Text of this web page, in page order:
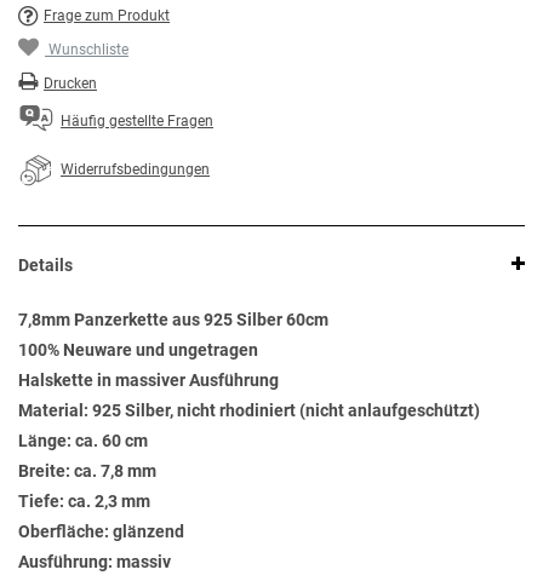
Frage zum Produkt
Wunschliste
Drucken
Häufig gestellte Fragen
Widerrufsbedingungen
Details
7,8mm Panzerkette aus 925 Silber 60cm
100% Neuware und ungetragen
Halskette in massiver Ausführung
Material: 925 Silber, nicht rhodiniert (nicht anlaufgeschützt)
Länge: ca. 60 cm
Breite: ca. 7,8 mm
Tiefe: ca. 2,3 mm
Oberfläche: glänzend
Ausführung: massiv